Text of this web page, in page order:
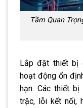
Tầm Quan
Lắp đặt thiết bị
hoạt động ổn
hạn. Các thiết
trặc, lỗi kết nối,